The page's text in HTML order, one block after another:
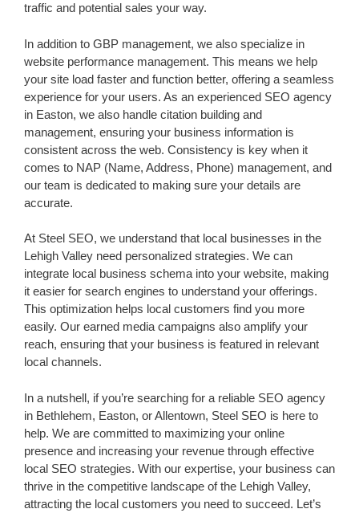
traffic and potential sales your way.
In addition to GBP management, we also specialize in
website performance management. This means we help
your site load faster and function better, offering a seamless
experience for your users. As an experienced SEO agency
in Easton, we also handle citation building and
management, ensuring your business information is
consistent across the web. Consistency is key when it
comes to NAP (Name, Address, Phone) management, and
our team is dedicated to making sure your details are
accurate.
At Steel SEO, we understand that local businesses in the
Lehigh Valley need personalized strategies. We can
integrate local business schema into your website, making
it easier for search engines to understand your offerings.
This optimization helps local customers find you more
easily. Our earned media campaigns also amplify your
reach, ensuring that your business is featured in relevant
local channels.
In a nutshell, if you’re searching for a reliable SEO agency
in Bethlehem, Easton, or Allentown, Steel SEO is here to
help. We are committed to maximizing your online
presence and increasing your revenue through effective
local SEO strategies. With our expertise, your business can
thrive in the competitive landscape of the Lehigh Valley,
attracting the local customers you need to succeed. Let’s